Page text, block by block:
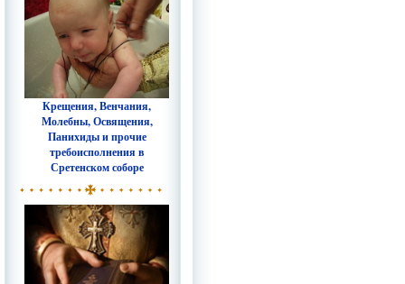
Крещения, Венчания,
Молебны, Освящения,
Панихиды и прочие
требоисполнения в
Сретенском соборе